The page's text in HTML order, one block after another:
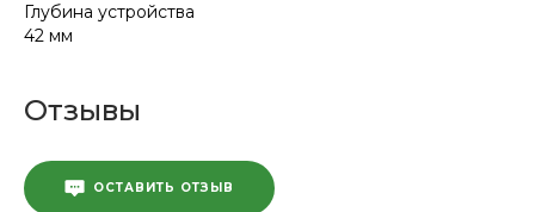
Глубина устройства
42 мм
Отзывы
ОСТАВИТЬ ОТЗЫВ